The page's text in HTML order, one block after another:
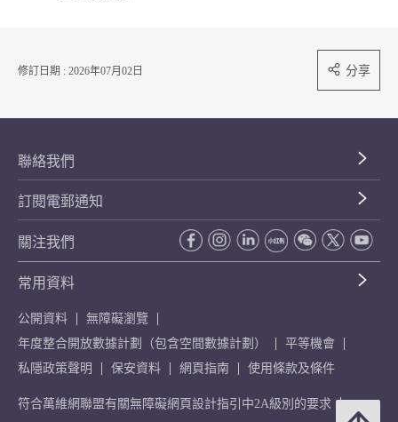
修訂日期 : 2026年07月02日 分享
聯絡我們
訂閱電郵通知
關注我們
常用資料
公開資料
無障礙瀏覽
年度整合開放數據計劃（包含空間數據計劃）
平等機會
私隱政策聲明
保安資料 網頁指南 使用條款及條件
符合萬維網聯盟有關無障礙網頁設計指引中2A級別的要求